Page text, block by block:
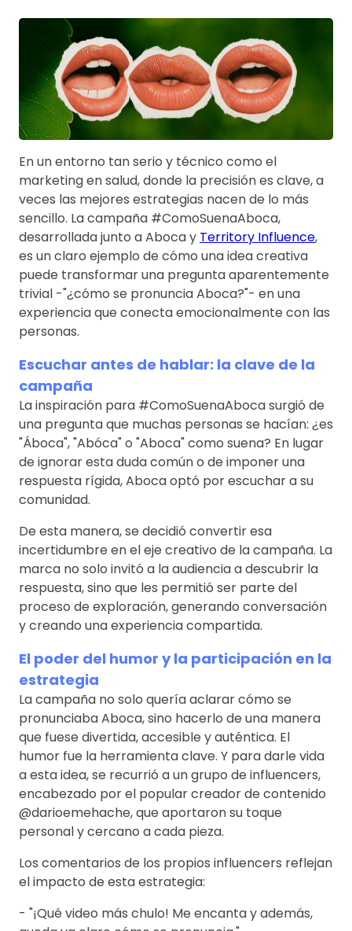
En un entorno tan serio y técnico como el
marketing en salud, donde la precisión es clave, a
veces las mejores estrategias nacen de lo más
sencillo. La campaña #ComoSuenaAboca,
desarrollada junto a Aboca y Territory Influence,
es un claro ejemplo de cómo una idea creativa
puede transformar una pregunta aparentemente
trivial -"¿cómo se pronuncia Aboca?"- en una
experiencia que conecta emocionalmente con las
personas.
Escuchar antes de hablar: la clave de la
campaña
La inspiración para #ComoSuenaAboca surgió de
una pregunta que muchas personas se hacían: ¿es
"Áboca", "Abóca" o "Aboca" como suena? En lugar
de ignorar esta duda común o de imponer una
respuesta rígida, Aboca optó por escuchar a su
comunidad.
De esta manera, se decidió convertir esa
incertidumbre en el eje creativo de la campaña. La
marca no solo invitó a la audiencia a descubrir la
respuesta, sino que les permitió ser parte del
proceso de exploración, generando conversación
y creando una experiencia compartida.
El poder del humor y la participación en la
estrategia
La campaña no solo quería aclarar cómo se
pronunciaba Aboca, sino hacerlo de una manera
que fuese divertida, accesible y auténtica. El
humor fue la herramienta clave. Y para darle vida
a esta idea, se recurrió a un grupo de influencers,
encabezado por el popular creador de contenido
@darioemehache, que aportaron su toque
personal y cercano a cada pieza.
Los comentarios de los propios influencers reflejan
el impacto de esta estrategia:
- "¡Qué video más chulo! Me encanta y además,